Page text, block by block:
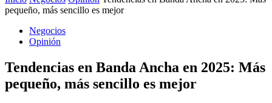
pequeño, más sencillo es mejor
Negocios
Opinión
Tendencias en Banda Ancha en 2025: Más
pequeño, más sencillo es mejor